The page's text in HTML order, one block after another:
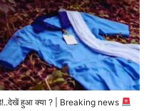
हुआ क्या ? | Breaking news